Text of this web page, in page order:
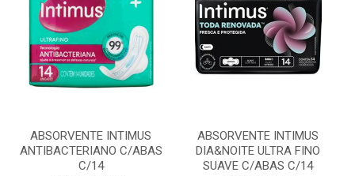
ABSORVENTE INTIMUS
ANTIBACTERIANO C/ABAS
C/14
ABSORVENTE INTIMUS
DIA&NOITE ULTRA FINO
SUAVE C/ABAS C/14